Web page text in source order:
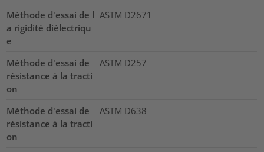
Méthode d'essai de l
a rigidité diélectriqu
e
ASTM D2671
Méthode d'essai de
résistance à la tracti
on
ASTM D257
Méthode d'essai de
résistance à la tracti
on
ASTM D638